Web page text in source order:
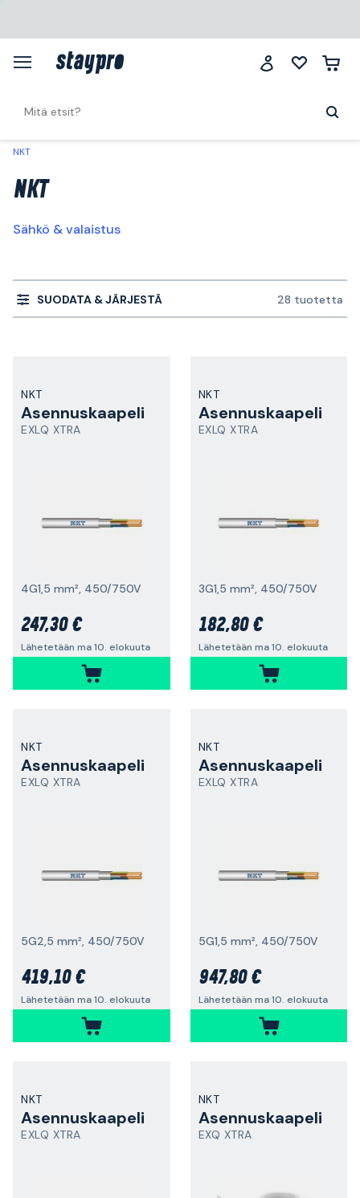
NKT
NKT
Sähkö & valaistus
SUODATA & JÄRJESTÄ 28 tuotetta
NKT
Asennuskaapeli
EXLQ XTRA
4G1,5 mm², 450/750V
247,30 €
Lähetetään ma 10. elokuuta
NKT
Asennuskaapeli
EXLQ XTRA
3G1,5 mm², 450/750V
182,80 €
Lähetetään ma 10. elokuuta
NKT
Asennuskaapeli
EXLQ XTRA
5G2,5 mm², 450/750V
419,10 €
Lähetetään ma 10. elokuuta
NKT
Asennuskaapeli
EXLQ XTRA
5G1,5 mm², 450/750V
947,80 €
Lähetetään ma 10. elokuuta
NKT
Asennuskaapeli
EXLQ XTRA
NKT
Asennuskaapeli
EXQ XTRA